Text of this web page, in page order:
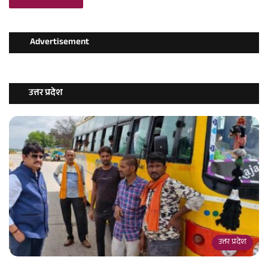
Advertisement
उत्तर प्रदेश
उत्तर प्रदेश